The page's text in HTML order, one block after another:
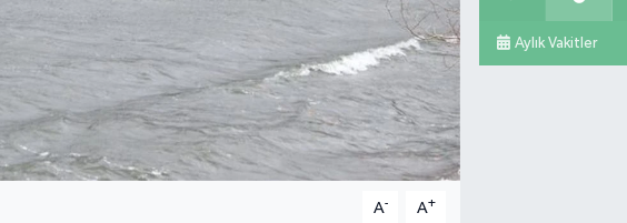
A- A+
Aylık Vakitler